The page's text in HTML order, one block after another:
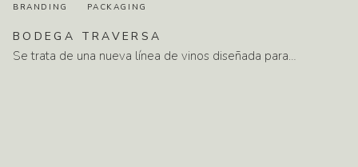
BRANDING PACKAGING
BODEGA TRAVERSA
Se trata de una nueva línea de vinos diseñada para…